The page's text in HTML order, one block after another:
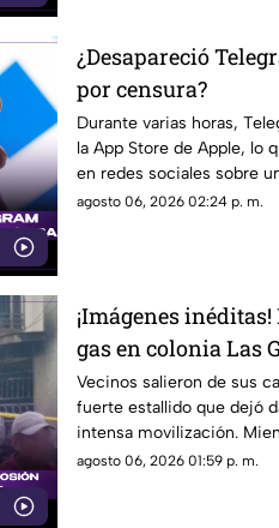
¿Desapareció
por censura?
Durante varias horas,
la App Store de Apple, lo
en redes sociales sobre
embargo, Pavel Durov,
agosto 06, 2026 02:24 p. m.
¡Imágenes
gas en colonia Las
Cuernavaca
Vecinos salieron de sus
fuerte estallido que dejó
intensa movilización.
investigan qué provocó la
agosto 06, 2026 01:59 p. m.